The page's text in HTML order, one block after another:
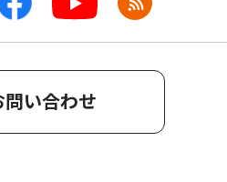
問い合わせ